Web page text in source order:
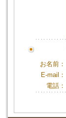
お名前：
E-mail：
電話：